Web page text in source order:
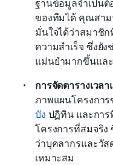
ฐานข้อมูลจำเป็น
ของทีมได้ คุณสาม
มั่นใจได้ว่าสมาชิ
ความสำเร็จ ซึ่งยั
แม่นยำมากขึ้นแล
การจัดตารางเวล
ภาพแผนโครงกา
บัง ปฏิทิน และการ
โครงการที่สมจริง
ว่าบุคลากรและวั
เหมาะสม